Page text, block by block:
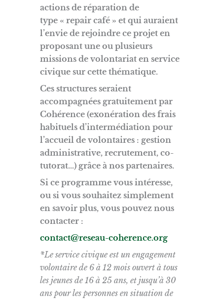
actions de réparation de
type « repair café » et qui auraient
l’envie de rejoindre ce projet en
proposant une ou plusieurs
missions de volontariat en service
civique sur cette thématique.
Ces structures seraient
accompagnées gratuitement par
Cohérence (exonération des frais
habituels d’intermédiation pour
l’accueil de volontaires : gestion
administrative, recrutement, co-
tutorat…) grâce à nos partenaires.
Si ce programme vous intéresse,
ou si vous souhaitez simplement
en savoir plus, vous pouvez nous
contacter :
contact@reseau-coherence.org
*Le service civique est un engagement
volontaire de 6 à 12 mois ouvert à tous
les jeunes de 16 à 25 ans, et jusqu’à 30
ans pour les personnes en situation de